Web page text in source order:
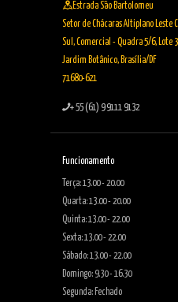
Estrada São Bartolomeu
Setor de Chácaras Altiplano Leste
Sul, Comercial - Quadra 5/6, Lote
Jardim Botânico, Brasília/DF
71680-621
+ 55 (61) 9 9111 9132
Funcionamento
Terça: 13.00 - 20.00
Quarta: 13.00 - 20.00
Quinta: 13.00 - 22.00
Sexta: 13.00 - 22.00
Sábado: 13.00 - 22.00
Domingo: 9.30 - 16.30
Segunda: Fechado